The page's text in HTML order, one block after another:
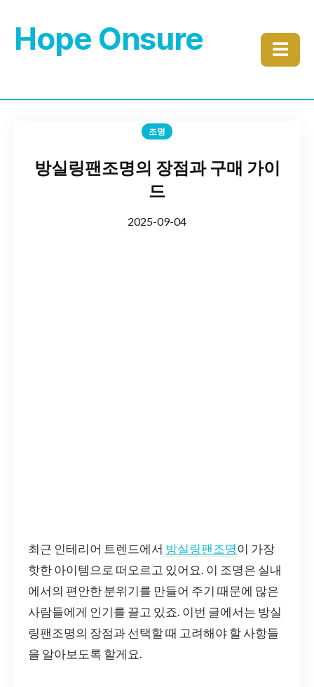
Hope Onsure ☰
조명
방실링팬조명의 장점과 구매 가이
드
2025-09-04
최근 인테리어 트렌드에서 방실링팬조명이 가장
핫한 아이템으로 떠오르고 있어요. 이 조명은 실내
에서의 편안한 분위기를 만들어 주기 때문에 많은
사람들에게 인기를 끌고 있죠. 이번 글에서는 방실
링팬조명의 장점과 선택할 때 고려해야 할 사항들
을 알아보도록 할게요.